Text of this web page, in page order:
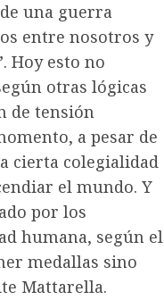
una guerra
entre nosotros y
Hoy esto no
otras lógicas
de tensión
a pesar de
cierta colegialidad
el mundo. Y
por los
humana, según el
medallas sino
Mattarella.